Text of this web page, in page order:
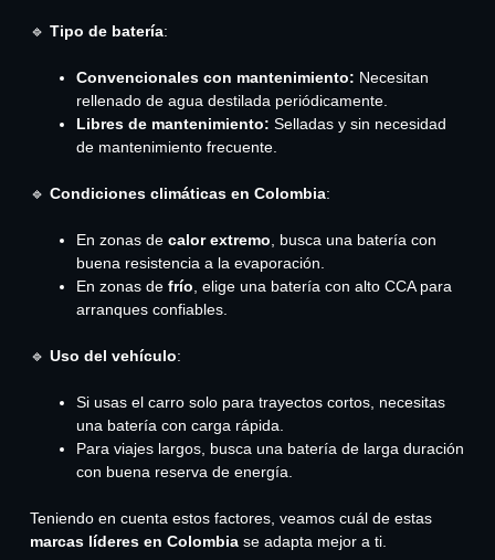
🔹 Tipo de batería:
Convencionales con mantenimiento: Necesitan
rellenado de agua destilada periódicamente.
Libres de mantenimiento: Selladas y sin necesidad
de mantenimiento frecuente.
🔹 Condiciones climáticas en Colombia:
En zonas de calor extremo , busca una batería con
buena resistencia a la evaporación.
En zonas de frío , elige una batería con alto CCA para
arranques confiables.
🔹 Uso del vehículo:
Si usas el carro solo para trayectos cortos, necesitas
una batería con carga rápida.
Para viajes largos, busca una batería de larga duración
con buena reserva de energía.
Teniendo en cuenta estos factores, veamos cuál de estas
marcas líderes en Colombiase adapta mejor a ti.